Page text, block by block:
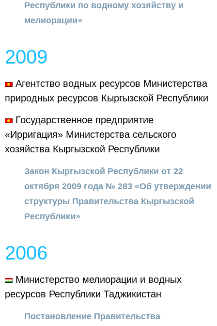
Республики по водному хозяйству и
мелиорации»
2009
Агентство водных ресурсов Министерства
природных ресурсов Кыргызской Республики
Государственное предприятие
«Ирригация» Министерства сельского
хозяйства Кыргызской Республики
Закон Кыргызской Республики от 22
октября 2009 года № 283 «Об утверждении
структуры Правительства Кыргызской
Республики»
2006
Министерство мелиорации и водных
ресурсов Республики Таджикистан
Постановление Правительства